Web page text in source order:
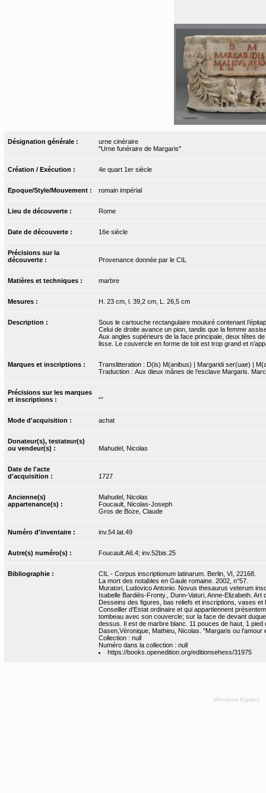
Désignation générale :
urne cinéraire
"Urne funéraire de Margaris"
Création / Exécution : 4e quart 1er siècle
Epoque/Style/Mouvement : romain impérial
Lieu de découverte : Rome
Date de découverte : 16e siècle
Précisions sur la
découverte :
Provenance donnée par le CIL
Matières et techniques : marbre
Mesures : H. 23 cm, l. 39,2 cm, L. 26,5 cm
Description :
Sous le cartouche rectangulaire mouluré contenant
Celui de droite avance un pion, tandis que la femme
Aux angles supérieurs de la face principale, deux têtes
lisse. Le couvercle en forme de toit est trop grand et
Marques et inscriptions :
Translitteration : D(is) M(anibus) | Margaridi ser(uae) |
Traduction : Aux dieux mânes de l’esclave Margaris.
Précisions sur les marques
et inscriptions :
“”
Mode d'acquisition : achat
Donateur(s), testateur(s)
ou vendeur(s) :
Mahudel, Nicolas
Date de l'acte
d'acquisition :
1727
Ancienne(s)
appartenance(s) :
Mahudel, Nicolas
Foucault, Nicolas-Joseph
Gros de Boze, Claude
Numéro d'inventaire : inv.54.lat.49
Autre(s) numéro(s) : Foucault.A6.4; inv.52bis.25
Bibliographie :
CIL - Corpus inscriptionum latinarum. Berlin, VI, 22168.
La mort des notables en Gaule romaine. 2002, n°57.
Muratori, Ludovico Antonio. Novus thesaurus veterum
Isabelle Bardiès-Fronty., Dunn-Vaturi, Anne-Elizabeth.
Desseins des figures, bas reliefs et inscriptions, vases
Conseiller d'Estat ordinaire et qui appartiennent
tombeau avec son couvercle; sur la face de devant
dessus. Il est de marbre blanc. 11 pouces de haut, 1 pied
Dasen,Véronique, Mathieu, Nicolas. "Margaris ou
Collection : null
Numéro dans la collection : null
https://books.openedition.org/editionsehess/31975
Mentions légales